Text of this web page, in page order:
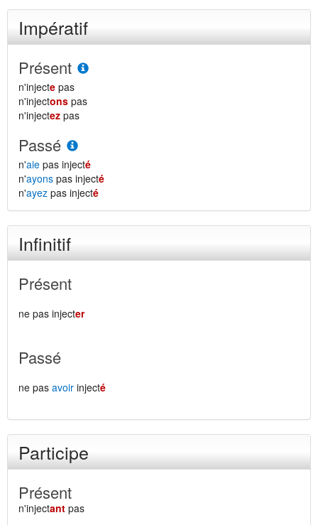
Impératif
Présent
n'injecte pas
n'injectons pas
n'injectez pas
Passé
n'aie pas injecté
n'ayons pas injecté
n'ayez pas injecté
Infinitif
Présent
ne pas injecter
Passé
ne pas avoir injecté
Participe
Présent
n'injectant pas